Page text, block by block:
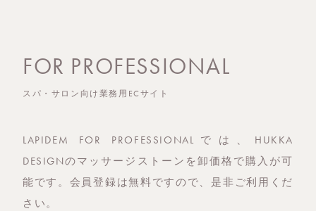
FOR PROFESSIONAL
スパ・サロン向け業務用ECサイト
LAPIDEM FOR PROFESSIONALでは、HUKKA
DESIGNのマッサージストーンを卸価格で購入が可
能です。会員登録は無料ですので、是非ご利用くだ
さい。